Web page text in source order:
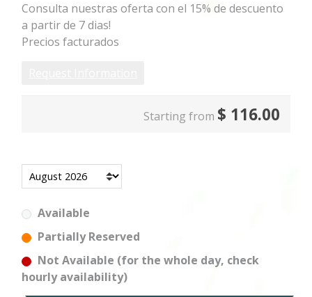
Consulta nuestras oferta con el 15% de descuento
a partir de 7 dias!
Precios facturados
Starting from $ 116.00
Available
Partially Reserved
Not Available (for the whole day, check
hourly availability)